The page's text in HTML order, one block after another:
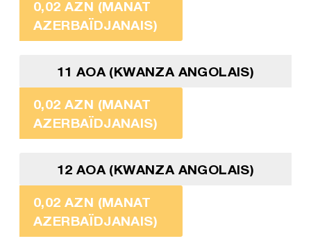
0,02 AZN (MANAT
AZERBAÏDJANAIS)
11 AOA (KWANZA ANGOLAIS)
0,02 AZN (MANAT
AZERBAÏDJANAIS)
12 AOA (KWANZA ANGOLAIS)
0,02 AZN (MANAT
AZERBAÏDJANAIS)